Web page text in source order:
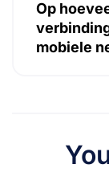
Op
mobiele